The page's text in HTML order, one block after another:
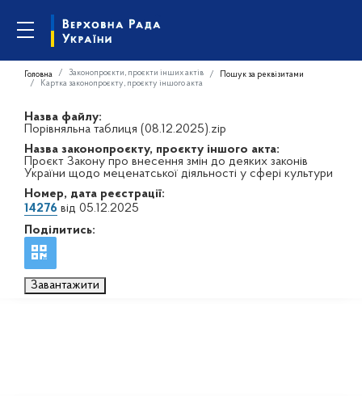
Головна Законопроєкти, проєкти інших актів
Пошук за реквізитами
Картка законопроєкту, проєкту іншого акта
Назва файлу:
Порівняльна таблиця (08.12.2025).zip
Назва законопроєкту, проєкту іншого акта:
Проєкт Закону про внесення змін до деяких законів
України щодо меценатської діяльності у сфері культури
Номер, дата реєстрації:
14276 від 05.12.2025
Поділитись:
Завантажити